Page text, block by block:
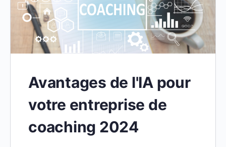
Avantages de l'IA pour
votre entreprise de
coaching 2024